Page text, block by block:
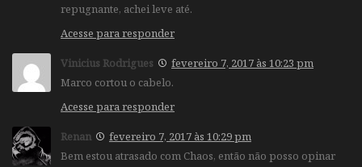
repugnante, achei leve até.
Acesse para responder
Vinicius Rodrigues
fevereiro 7, 2017 às 10:23 pm
Marco cortou o cabelo.
Acesse para responder
Renan
fevereiro 7, 2017 às 10:29 pm
Bem estou atrasado com Chaos, então não posso opinar